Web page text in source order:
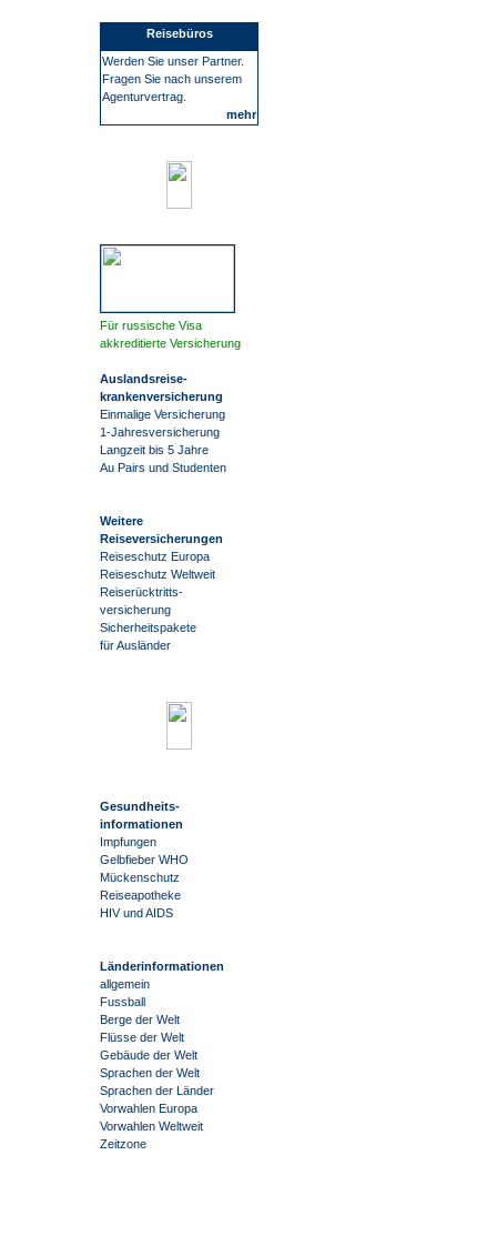
Reisebüros
Werden Sie unser Partner.
Fragen Sie nach unserem
Agenturvertrag.
mehr
Für russische Visa
akkreditierte Versicherung
Auslandsreise-
krankenversicherung
Einmalige Versicherung
1-Jahresversicherung
Langzeit bis 5 Jahre
Au Pairs und Studenten
Weitere
Reiseversicherungen
Reiseschutz Europa
Reiseschutz Weltweit
Reiserücktritts-
versicherung
Sicherheitspakete
für Ausländer
Gesundheits-
informationen
Impfungen
Gelbfieber WHO
Mückenschutz
Reiseapotheke
HIV und AIDS
Länderinformationen
allgemein
Fussball
Berge der Welt
Flüsse der Welt
Gebäude der Welt
Sprachen der Welt
Sprachen der Länder
Vorwahlen Europa
Vorwahlen Weltweit
Zeitzone